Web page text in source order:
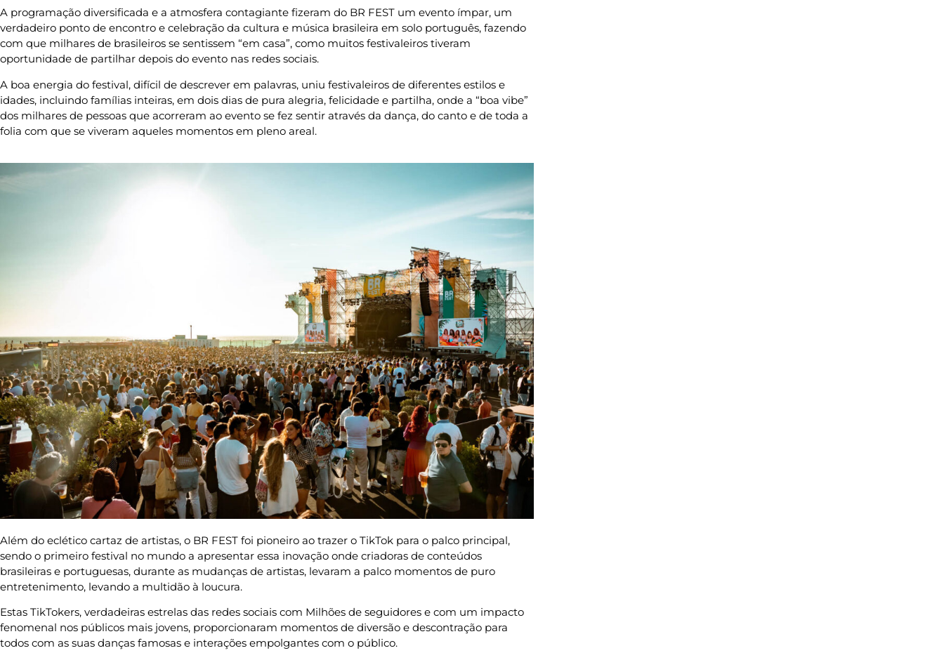
A programação diversificada e a atmosfera contagiante fizeram do BR FEST um evento ímpar, um
verdadeiro ponto de encontro e celebração da cultura e música brasileira em solo português, fazendo
com que milhares de brasileiros se sentissem “em casa”, como muitos festivaleiros tiveram
oportunidade de partilhar depois do evento nas redes sociais.
A boa energia do festival, difícil de descrever em palavras, uniu festivaleiros de diferentes estilos e
idades, incluindo famílias inteiras, em dois dias de pura alegria, felicidade e partilha, onde a “boa vibe”
dos milhares de pessoas que acorreram ao evento se fez sentir através da dança, do canto e de toda a
folia com que se viveram aqueles momentos em pleno areal.
Além do eclético cartaz de artistas, o BR FEST foi pioneiro ao trazer o TikTok para o palco principal,
sendo o primeiro festival no mundo a apresentar essa inovação onde criadoras de conteúdos
brasileiras e portuguesas, durante as mudanças de artistas, levaram a palco momentos de puro
entretenimento, levando a multidão à loucura.
Estas TikTokers, verdadeiras estrelas das redes sociais com Milhões de seguidores e com um impacto
fenomenal nos públicos mais jovens, proporcionaram momentos de diversão e descontração para
todos com as suas danças famosas e interações empolgantes com o público.